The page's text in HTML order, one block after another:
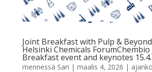
Joint Breakfast with Pulp &
Helsinki Chemicals ForumChembio
Breakfast event and keynotes 15.4.
mennessä Sari | maalis 4, 2026 |